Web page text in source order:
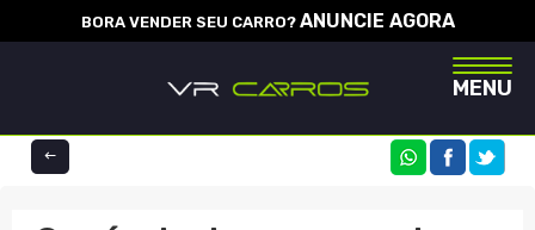
BORA VENDER SEU CARRO? ANUNCIE AGORA
MENU